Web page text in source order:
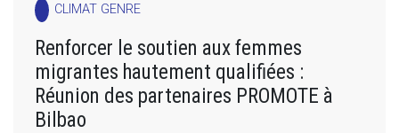
CLIMAT GENRE
Renforcer le soutien aux femmes
migrantes hautement qualifiées :
Réunion des partenaires PROMOTE à
Bilbao